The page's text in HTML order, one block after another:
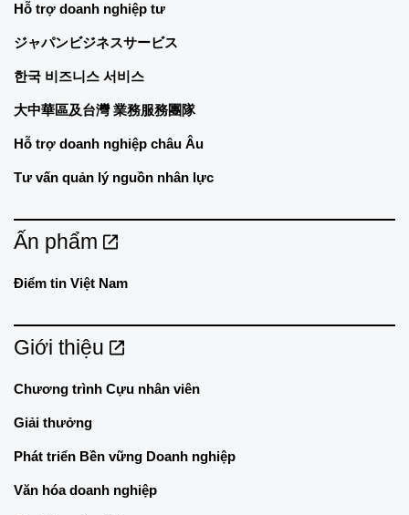
Hỗ trợ doanh nghiệp tư
ジャパンビジネスサービス
한국 비즈니스 서비스
大中華區及台灣 業務服務團隊
Hỗ trợ doanh nghiệp châu Âu
Tư vấn quản lý nguồn nhân lực
Ấn phẩm
Điểm tin Việt Nam
Giới thiệu
Chương trình Cựu nhân viên
Giải thưởng
Phát triển Bền vững Doanh nghiệp
Văn hóa doanh nghiệp